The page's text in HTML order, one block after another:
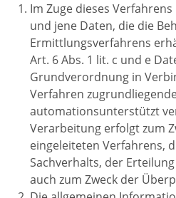
Im Zuge dieses
und jene Daten, die die
Ermittlungsverfahrens
Art. 6 Abs. 1 lit. c und e
Grundverordnung in
Verfahren
automationsunterstützt
Verarbeitung erfolgt zum
eingeleiteten Verfahrens,
Sachverhalts, der
auch zum Zweck der